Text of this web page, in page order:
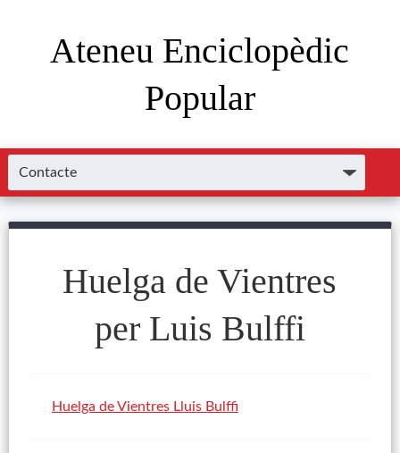
Ateneu Enciclopèdic
Popular
Huelga de Vientres
per Luis Bulffi
Huelga de Vientres Lluis Bulffi